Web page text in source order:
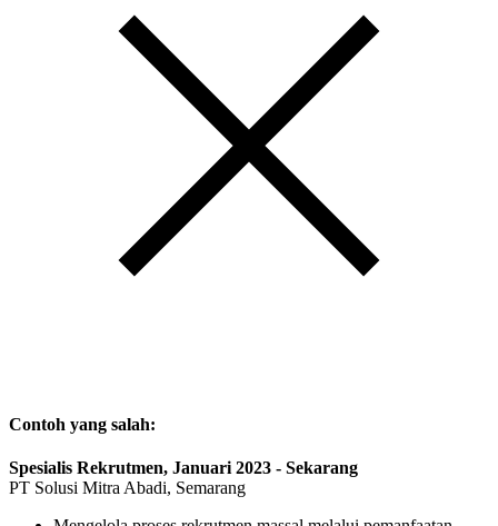
Contoh yang salah:
Spesialis Rekrutmen, Januari 2023 - Sekarang
PT Solusi Mitra Abadi, Semarang